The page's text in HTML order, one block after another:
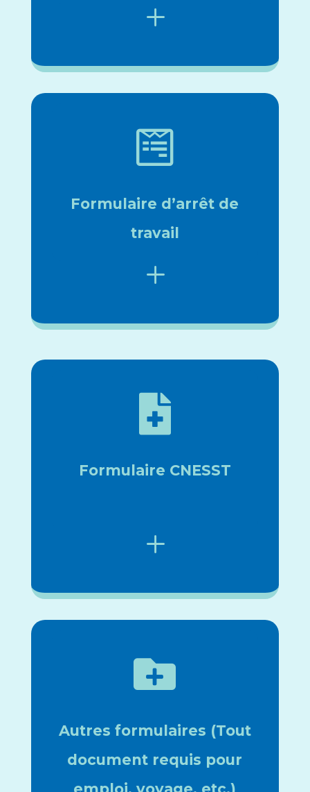
L

Formulaire d’arrêt de
travail
L

Formulaire CNESST
L

Autres formulaires (Tout
document requis pour